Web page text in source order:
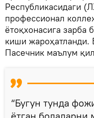
Республикасидаги
профессионал
ётоқхонасига зарба
киши
Пасечник маълум
“Бугун тунда